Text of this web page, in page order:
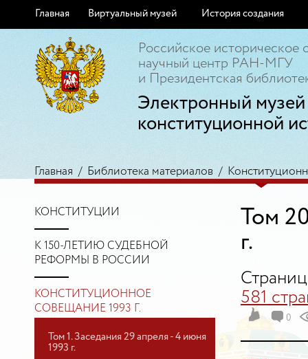
Главная Виртуальный музей История создания
Российское историческое
научный центр РАН-МГУ
и Президентская
Электронный музей
конституционной
Главная / Библиотека материалов /
КОНСТИТУЦИИ
К 150-ЛЕТИЮ СУДЕБНОЙ
РЕФОРМЫ В РОССИИ
КОНСТИТУЦИОННОЕ
СОВЕЩАНИЕ 1993 Г.
Том 1. Заседания 29 апреля - 4 июня
1993 г.
Том
г.
581
0